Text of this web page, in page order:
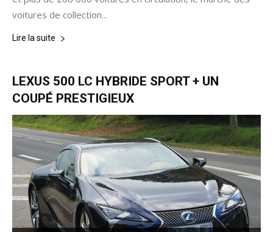
voitures de collection...
Lire la suite
LEXUS 500 LC HYBRIDE SPORT + UN
COUPÉ PRESTIGIEUX